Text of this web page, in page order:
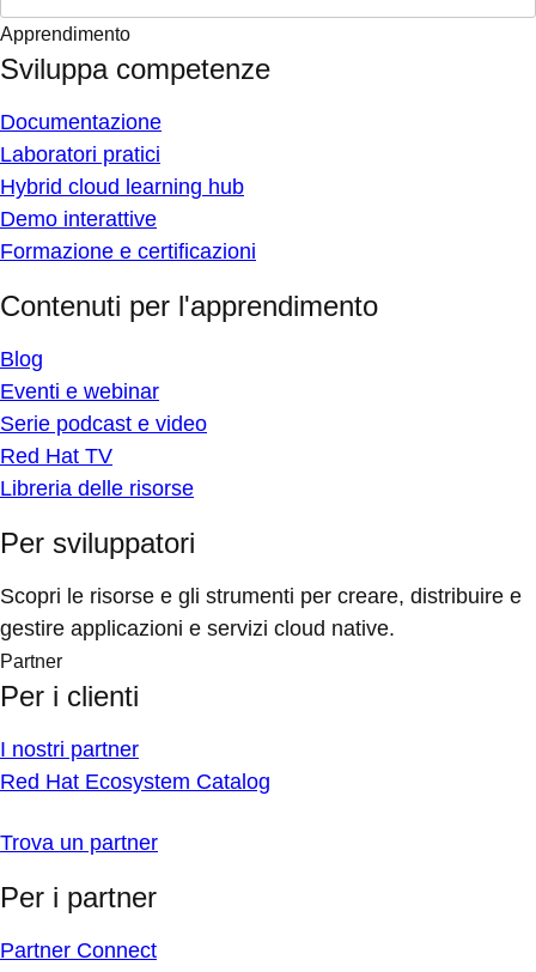
Apprendimento
Sviluppa competenze
Documentazione
Laboratori pratici
Hybrid cloud learning hub
Demo interattive
Formazione e certificazioni
Contenuti per l'apprendimento
Blog
Eventi e webinar
Serie podcast e video
Red Hat TV
Libreria delle risorse
Per sviluppatori
Scopri le risorse e gli strumenti per creare, distribuire e
gestire applicazioni e servizi cloud native.
Partner
Per i clienti
I nostri partner
Red Hat Ecosystem Catalog
Trova un partner
Per i partner
Partner Connect